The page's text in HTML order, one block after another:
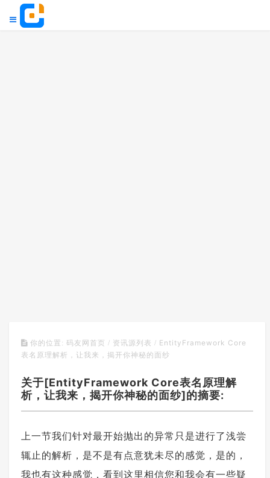
你的位置: 码友网首页 / 资讯源列表 / EntityFramework Core
表名原理解析，让我来，揭开你神秘的面纱
关于[EntityFramework Core表名原理解
析，让我来，揭开你神秘的面纱]的摘要:
上一节我们针对最开始抛出的异常只是进行了浅尝
辄止的解析，是不是有点意犹未尽的感觉，是的，
我也有这种感觉，看到这里相信您和我会有一些疑